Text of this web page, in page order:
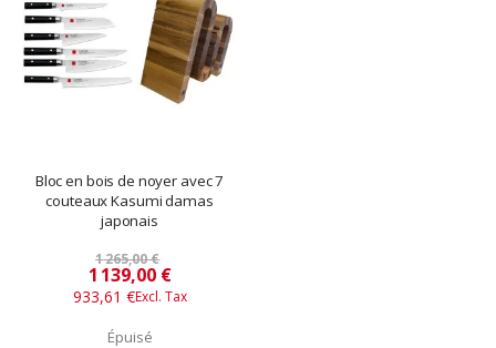
Bloc en bois de noyer avec 7
couteaux Kasumi damas
japonais
1 265,00 €
Prix
​​
spécial
1 139,00 €
933,61 €
Épuisé